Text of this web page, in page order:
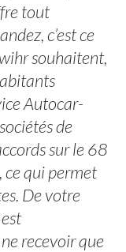
tout
c’est ce
souhaitent,
Autocar-
de
sur le 68
ce qui permet
De votre
recevoir que